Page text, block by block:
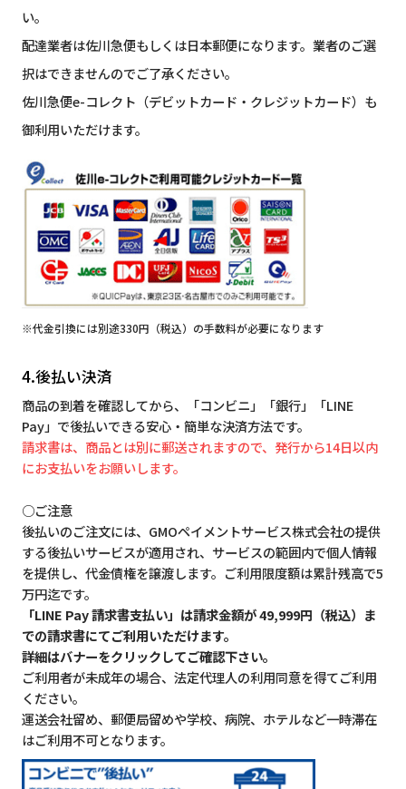
い。
配達業者は佐川急便もしくは日本郵便になります。業者のご選
択はできませんのでご了承ください。
佐川急便e-コレクト（デビットカード・クレジットカード）も
御利用いただけます。
※代金引換には別途330円（税込）の手数料が必要になります
4.後払い決済
商品の到着を確認してから、「コンビニ」「銀行」「LINE
Pay」で後払いできる安心・簡単な決済方法です。
請求書は、商品とは別に郵送されますので、発行から14日以内
にお支払いをお願いします。
○ご注意
後払いのご注文には、GMOペイメントサービス株式会社の提供
する後払いサービスが適用され、サービスの範囲内で個人情報
を提供し、代金債権を譲渡します。ご利用限度額は累計残高で5
万円迄です。
「LINE Pay 請求書支払い」は請求金額が 49,999円（税込）ま
での請求書にてご利用いただけます。
詳細はバナーをクリックしてご確認下さい。
ご利用者が未成年の場合、法定代理人の利用同意を得てご利用
ください。
運送会社留め、郵便局留めや学校、病院、ホテルなど一時滞在
はご利用不可となります。